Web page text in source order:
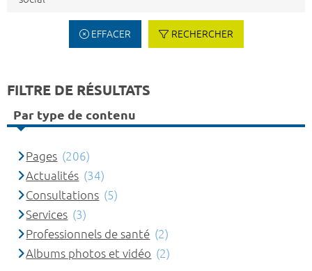
EFFACER RECHERCHER
FILTRE DE RÉSULTATS
Par type de contenu
Pages (206)
Actualités (34)
Consultations (5)
Services (3)
Professionnels de santé (2)
Albums photos et vidéo (2)